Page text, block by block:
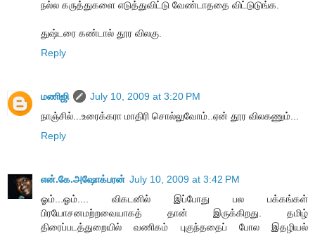
நல்ல கருத்துகளை எடுத்துவிட்டு வேண்டாததை விட்டுடுங்க.
துஷ்டரை கண்டால் தூர விலகு.
Reply
மணிஜி
July 10, 2009 at 3:20 PM
நாஞ்சில்...உரைக்கரா மாதிரி சொல்லுவோம்..ஏன் தூர விலகணும்...
Reply
என்.கே.அஷோக்பரன் July 10, 2009 at 3:42 PM
ஓம்...ஓம்.... விகடனில் இப்போது பல பக்கங்கள்
பிரயோசனமற்றவையாகத் தான் இருக்கிறது. தமிழ்
திரைப்படத்துறையில் வணிகம் புகுந்ததைப் போல இதழியல்